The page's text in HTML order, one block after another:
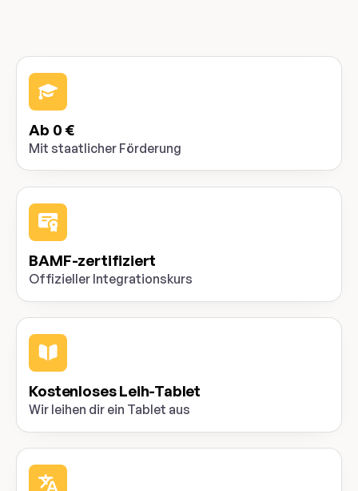
Ab 0 €
Mit staatlicher Förderung
BAMF-zertifiziert
Offizieller Integrationskurs
Kostenloses Leih-Tablet
Wir leihen dir ein Tablet aus